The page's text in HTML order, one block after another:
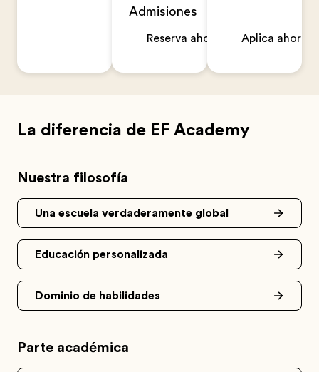
Admisiones
Reserva ahora Aplica ahora
La diferencia de EF Academy
Nuestra filosofía
Una escuela verdaderamente global
Educación personalizada
Dominio de habilidades
Parte académica